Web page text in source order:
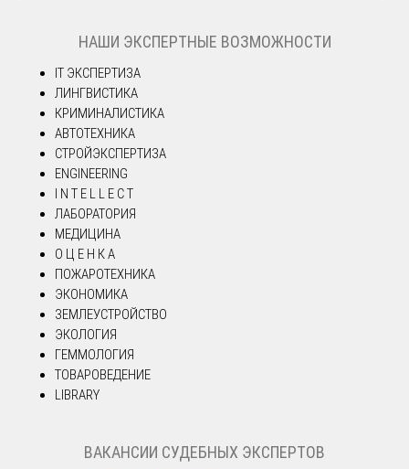
НАШИ ЭКСПЕРТНЫЕ ВОЗМОЖНОСТИ
IT ЭКСПЕРТИЗА
ЛИНГВИСТИКА
КРИМИНАЛИСТИКА
АВТОТЕХНИКА
СТРОЙЭКСПЕРТИЗА
ENGINEERING
I N T E L L E C T
ЛАБОРАТОРИЯ
МЕДИЦИНА
О Ц Е Н К А
ПОЖАРОТЕХНИКА
ЭКОНОМИКА
ЗЕМЛЕУСТРОЙСТВО
ЭКОЛОГИЯ
ГЕММОЛОГИЯ
ТОВАРОВЕДЕНИЕ
LIBRARY
ВАКАНСИИ СУДЕБНЫХ ЭКСПЕРТОВ